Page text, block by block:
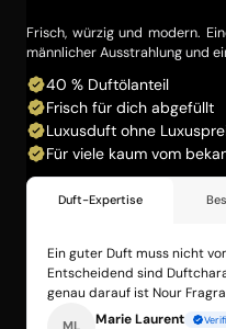
SAUVA02
verringern
SAUVA02
erhöhen
Frisch, würzig und modern.
männlicher Ausstrahlung und